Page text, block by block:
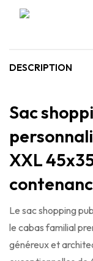
DESCRIPTION
Sac
XXL
Le sac shopping
le cabas familial
généreux et